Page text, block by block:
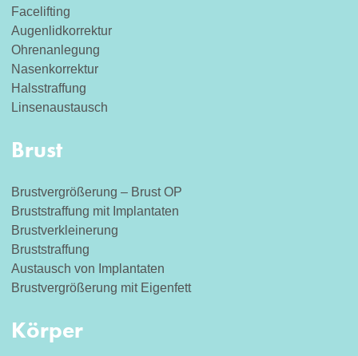
Facelifting
Augenlidkorrektur
Ohrenanlegung
Nasenkorrektur
Halsstraffung
Linsenaustausch
Brust
Brustvergrößerung – Brust OP
Bruststraffung mit Implantaten
Brustverkleinerung
Bruststraffung
Austausch von Implantaten
Brustvergrößerung mit Eigenfett
Körper